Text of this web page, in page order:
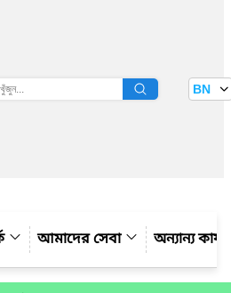
তথ্য বাতায়ন BN
আমাদের সেবা অন্যান্য